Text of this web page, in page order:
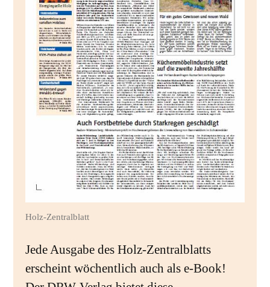
Holz-Zentralblatt
Jede Ausgabe des Holz-Zentralblatts
erscheint wöchentlich auch als e-Book!